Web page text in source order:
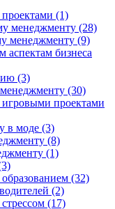
(1)
менеджменту (28)
менеджменту (9)
бизнеса
(3)
(30)
проектами
в моде (3)
(8)
(1)
(32)
(2)
(17)